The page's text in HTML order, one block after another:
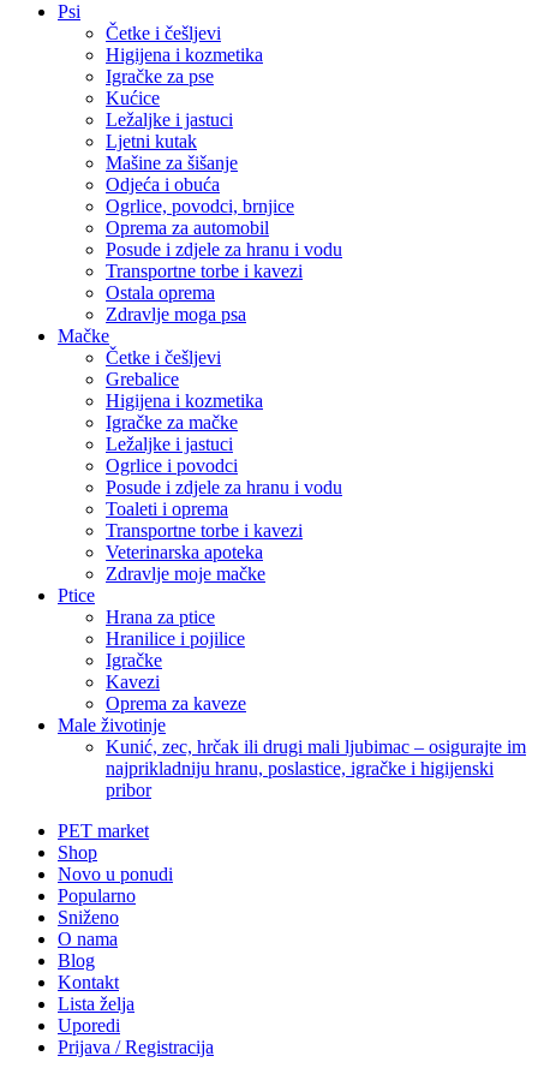
Psi
Četke i češljevi
Higijena i kozmetika
Igračke za pse
Kućice
Ležaljke i jastuci
Ljetni kutak
Mašine za šišanje
Odjeća i obuća
Ogrlice, povodci, brnjice
Oprema za automobil
Posude i zdjele za hranu i vodu
Transportne torbe i kavezi
Ostala oprema
Zdravlje moga psa
Mačke
Četke i češljevi
Grebalice
Higijena i kozmetika
Igračke za mačke
Ležaljke i jastuci
Ogrlice i povodci
Posude i zdjele za hranu i vodu
Toaleti i oprema
Transportne torbe i kavezi
Veterinarska apoteka
Zdravlje moje mačke
Ptice
Hrana za ptice
Hranilice i pojilice
Igračke
Kavezi
Oprema za kaveze
Male životinje
Kunić, zec, hrčak ili drugi mali ljubimac – osigurajte im
najprikladniju hranu, poslastice, igračke i higijenski
pribor
PET market
Shop
Novo u ponudi
Popularno
Sniženo
O nama
Blog
Kontakt
Lista želja
Uporedi
Prijava / Registracija